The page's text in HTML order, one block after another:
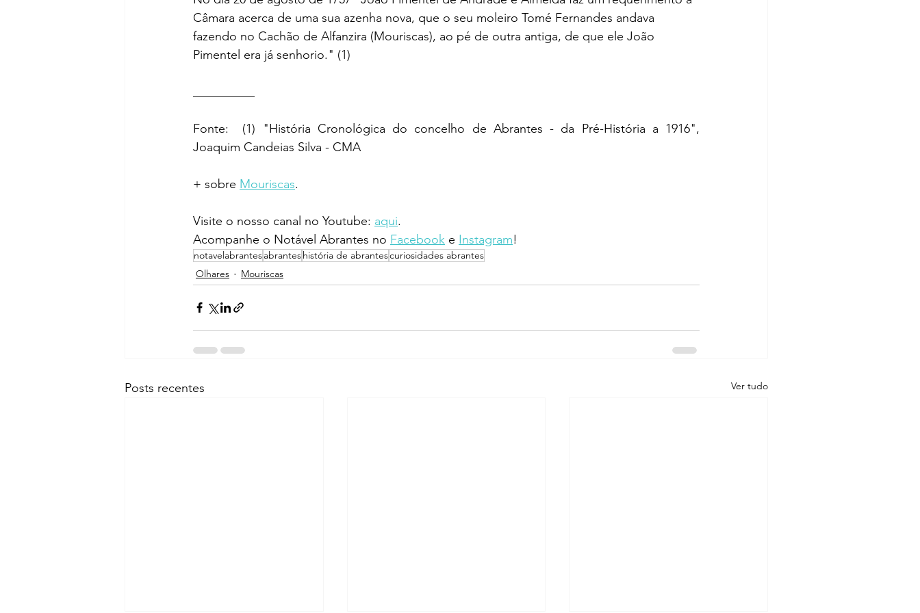
Câmara acerca de uma sua azenha nova, que o seu moleiro Tomé Fernandes andava
fazendo no Cachão de Alfanzira (Mouriscas), ao pé de outra antiga, de que ele João
Pimentel era já senhorio." (1)
Fonte:  (1) "História Cronológica do concelho de Abrantes - da Pré-História a 1916",
Joaquim Candeias Silva - CMA
+ sobre Mouriscas.
Visite o nosso canal no Youtube: aqui.
Acompanhe o Notável Abrantes no Facebook e Instagram!
notavelabrantesabranteshistória de abrantescuriosidades abrantes
Olhares
Mouriscas
Posts recentes Ver tudo